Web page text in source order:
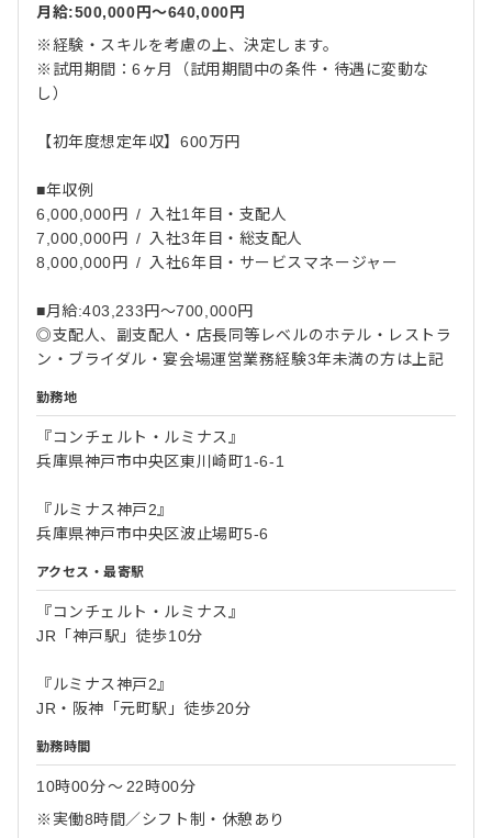
月給:500,000円〜640,000円
※経験・スキルを考慮の上、決定します。
※試用期間：6ヶ月（試用期間中の条件・待遇に変動な
し）
【初年度想定年収】600万円
■年収例
6,000,000円 / 入社1年目・支配人
7,000,000円 / 入社3年目・総支配人
8,000,000円 / 入社6年目・サービスマネージャー
■月給:403,233円〜700,000円
◎支配人、副支配人・店長同等レベルのホテル・レストラ
ン・ブライダル・宴会場運営業務経験3年未満の方は上記
勤務地
『コンチェルト・ルミナス』
兵庫県神戸市中央区東川崎町1-6-1
『ルミナス神戸2』
兵庫県神戸市中央区波止場町5-6
アクセス・最寄駅
『コンチェルト・ルミナス』
JR「神戸駅」徒歩10分
『ルミナス神戸2』
JR・阪神「元町駅」徒歩20分
勤務時間
10時00分〜22時00分
※実働8時間／シフト制・休憩あり